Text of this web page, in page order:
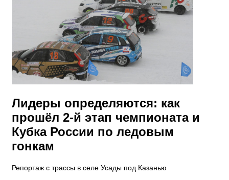
Лидеры определяются: как
прошёл 2-й этап чемпионата и
Кубка России по ледовым
гонкам
Репортаж с трассы в селе Усады под Казанью